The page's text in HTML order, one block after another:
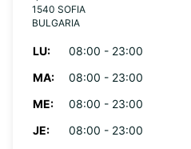
1540 SOFIA
BULGARIA
LU:
08:00 - 23:00
MA:
08:00 - 23:00
ME:
08:00 - 23:00
JE:
08:00 - 23:00